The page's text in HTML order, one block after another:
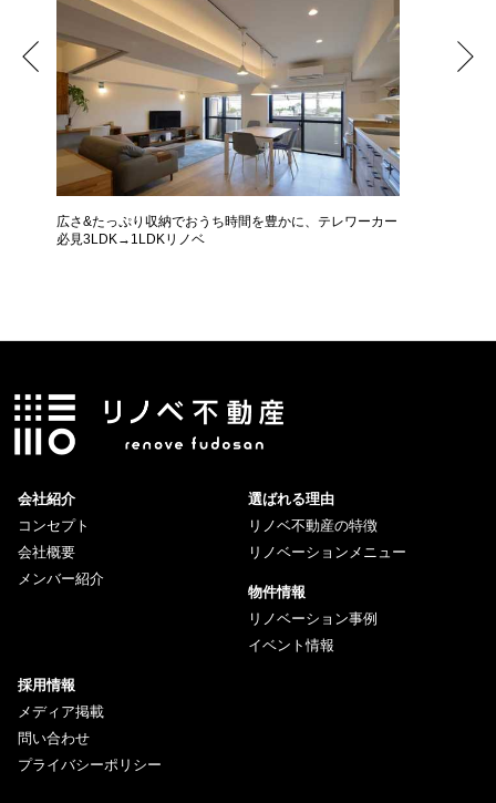
広さ&たっぷり収納でおうち時間を豊かに、テレワーカー
必見3LDK→1LDKリノベ
会社紹介
コンセプト
会社概要
メンバー紹介
選ばれる理由
リノベ不動産の特徴
リノベーションメニュー
物件情報
リノベーション事例
イベント情報
採用情報
メディア掲載
問い合わせ
プライバシーポリシー